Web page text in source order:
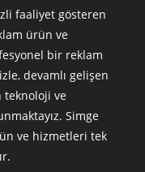
faaliyet gösteren
ürün ve
bir reklam
devamlı gelişen
teknoloji ve
Simge
ve hizmetleri tek